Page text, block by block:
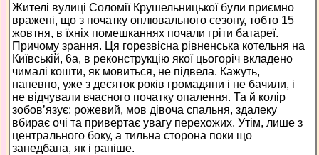
Жителі вулиці Соломії Крушельницької були приємно
вражені, що з початку оплювального сезону, тобто 15
жовтня, в їхніх помешканнях почали гріти батареї.
Причому зрання. Ця горезвісна рівненська котельня на
Київській, 6а, в реконструкцію якої цьогоріч вкладено
чималі кошти, як мовиться, не підвела. Кажуть,
напевно, уже з десяток років громадяни і не бачили, і
не відчували вчасного початку опалення. Та й колір
зобов’язує: рожевий, мов дівоча спальня, здалеку
вбирає очі та привертає увагу перехожих. Утім, лише з
центрального боку, а тильна сторона поки що
занедбана, як і раніше.